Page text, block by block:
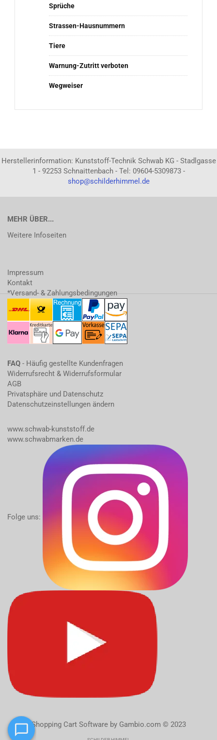
Sprüche
Strassen-Hausnummern
Tiere
Warnung-Zutritt verboten
Wegweiser
Herstellerinformation: Kunststoff-Technik Schwab KG - Stadlgasse
1 - 92253 Schnaittenbach - Tel: 09604-5309873 -
shop@schilderhimmel.de
MEHR ÜBER...
Weitere Infoseiten
Impressum
Kontakt
*Versand- & Zahlungsbedingungen
FAQ - Häufig gestellte Kundenfragen
Widerrufsrecht & Widerrufsformular
AGB
Privatsphäre und Datenschutz
Datenschutzeinstellungen ändern
www.schwab-kunststoff.de
www.schwabmarken.de
Folge uns:
Shopping Cart Softwareby Gambio.com © 2023